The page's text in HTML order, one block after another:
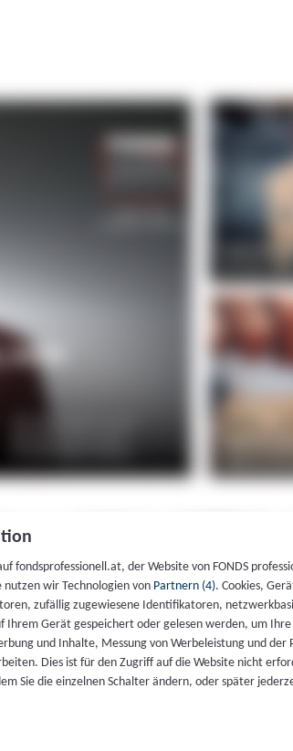
fondsprofessionell.at, der Website von FONDS
wir Technologien von Partnern (4). Cookies,
zufällig zugewiesene Identifikatoren,
Gerät gespeichert oder gelesen werden, um
und Inhalte, Messung von Werbeleistung und
Dies ist für den Zugriff auf die Website nicht
Sie die einzelnen Schalter ändern, oder später